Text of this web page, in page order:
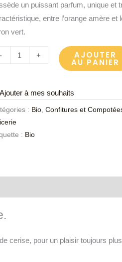
un puissant parfum, unique et
entre l’orange amère et
vert.
- + AJOUTER
AU PANIER
Ajouter à mes souhaits
: Bio, Confitures et
: Bio
cerise, pour un plaisir toujours plus